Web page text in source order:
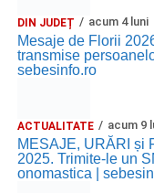
DIN JUDEȚ acum 4 luni
Mesaje de Florii
transmise
sebesinfo.ro
ACTUALITATE acum 9
MESAJE, URĂRI și
2025. Trimite-le un
onomastica |